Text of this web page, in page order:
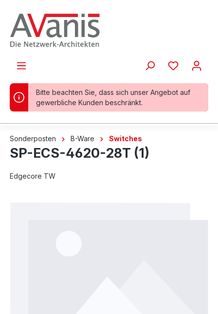
Bitte beachten Sie, dass sich unser Angebot auf
gewerbliche Kunden beschränkt.
Sonderposten B-Ware Switches
SP-ECS-4620-28T (1)
Edgecore TW